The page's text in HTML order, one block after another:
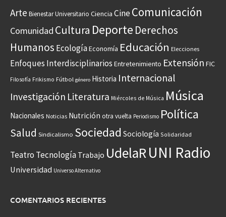
Arte Bienestar Universitario Ciencia CineComunicación
Comunidad Cultura Deporte Derechos
Humanos EcologíaEconomía Educación Elecciones
Enfoques Interdisciplinarios Entretenimiento Extensión FIC
Filosofía Frikismo Fútbol género Historia Internacional
Investigación Literatura Miércoles de Música Música
Nacionales Noticias Nutrición otra vuelta Periodismo Política
Salud Sindicalismo Sociedad Sociología Solidaridad
Teatro Tecnología Trabajo UdelaRUNI Radio
Universidad Universo Alternativo
COMENTARIOS RECIENTES